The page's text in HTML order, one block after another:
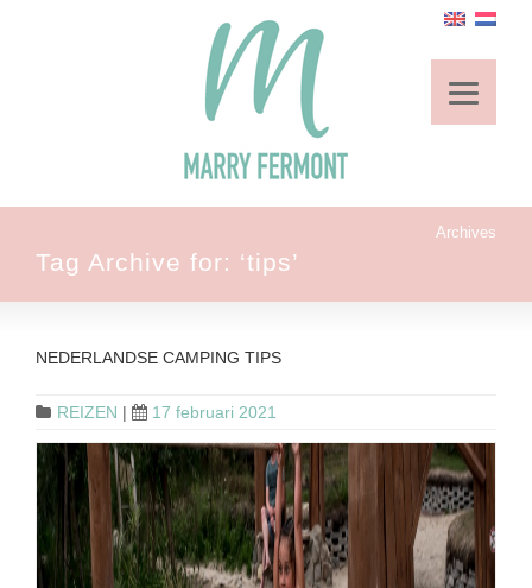
Archives
Tag Archive for: ‘tips’
NEDERLANDSE CAMPING TIPS
REIZEN | 17 februari 2021